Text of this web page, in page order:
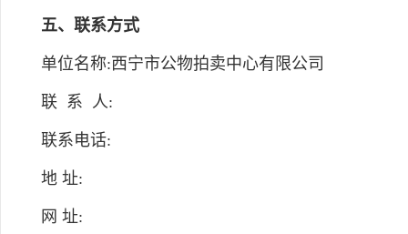
五、联系方式
单位名称:西宁市公物拍卖中心有限公司
联 系 人:
联系电话:
地 址:
网 址: